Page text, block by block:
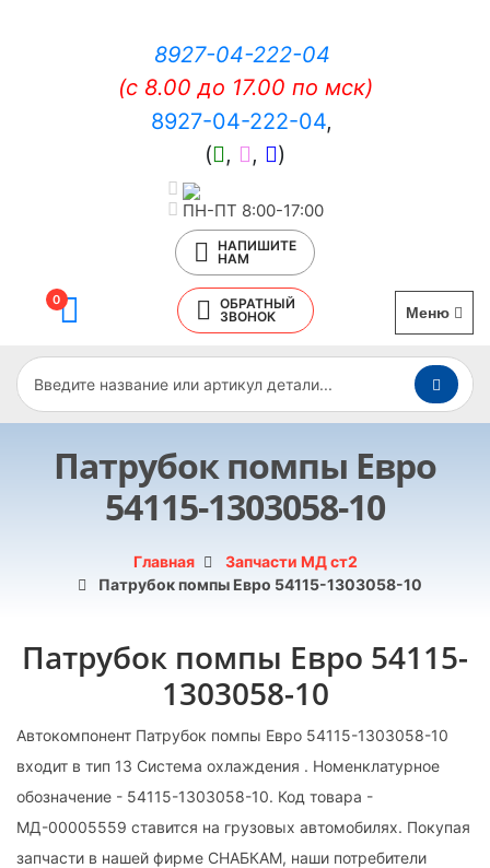
8927-04-222-04
(c 8.00 до 17.00 по мск)
8927-04-222-04,
(
, , )
ПН-ПТ 8:00-17:00
НАПИШИТЕ
НАМ
0
ОБРАТНЫЙ
ЗВОНОК
Меню
Патрубок помпы Евро
54115-1303058-10
Главная
Запчасти МД ст2
Патрубок помпы Евро 54115-1303058-10
Патрубок помпы Евро 54115-
1303058-10
Автокомпонент Патрубок помпы Евро 54115-1303058-10
входит в тип 13 Система охлаждения . Номенклатурное
обозначение - 54115-1303058-10. Код товара -
МД-00005559 ставится на грузовых автомобилях. Покупая
запчасти в нашей фирме СНАБКАМ, наши потребители